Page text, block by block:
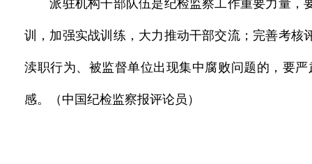
派驻机构干部队伍是纪检监察工作重要力量，
训，加强实战训练，大力推动干部交流；完善考
渎职行为、被监督单位出现集中腐败问题的，要
感。（中国纪检监察报评论员）